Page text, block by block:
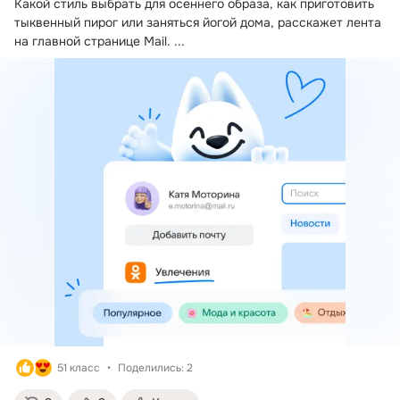
Какой стиль выбрать для осеннего образа, как приготовить
тыквенный пирог или заняться йогой дома, расскажет лента
на главной странице Mail. ...
51 класс Поделились: 2